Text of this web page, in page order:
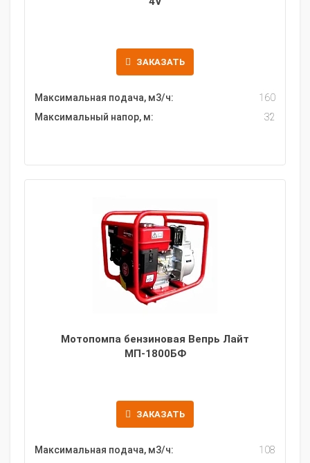
ЗАКАЗАТЬ
Максимальная подача, м3/ч:
160
Максимальный напор, м:
32
Мотопомпа бензиновая Вепрь Лайт
МП-1800БФ
ЗАКАЗАТЬ
Максимальная подача, м3/ч:
108